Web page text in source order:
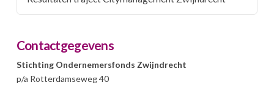
Contactgegevens
Stichting Ondernemersfonds Zwijndrecht
p/a Rotterdamseweg 40